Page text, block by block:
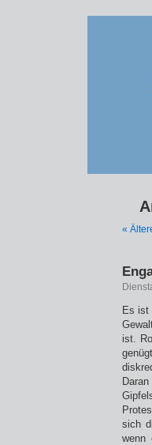
«
Es ist
ist.
sich
wenn